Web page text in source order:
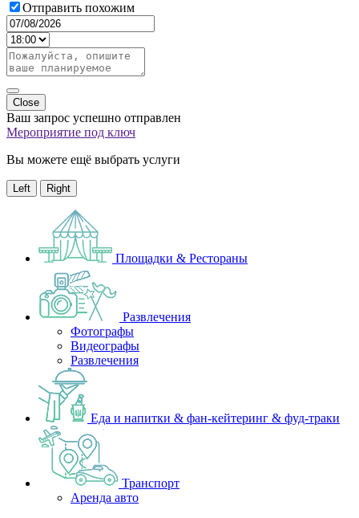
Отправить похожим
Close
Ваш запрос успешно отправлен
Мероприятие под ключ
Вы можете ещё выбрать услуги
Left Right
Площадки & Рестораны
Развлечения
Фотографы
Видеографы
Развлечения
Еда и напитки & фан-кейтеринг & фуд-траки
Транспорт
Аренда авто